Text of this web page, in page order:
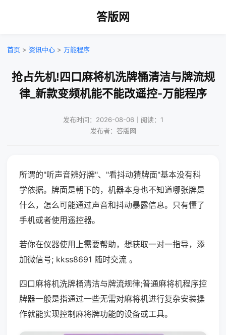
答版网
首页 > 资讯中心 > 万能程序
抢占先机!四口麻将机洗牌桶清洁与牌流规
律_新款变频机能不能改遥控-万能程序
发布时间：2026-08-06｜阅读：1
发布者：答版网
所谓的"听声音辨好牌"、"看抖动猜牌面"基本没有科
学依据。牌面是朝下的，机器本身也不知道哪张牌是
什么，怎么可能通过声音和抖动暴露信息。只有懂了
手机或者使用遥控器。
若你在仪器使用上需要帮助，想获取一对一指导，添
加微信号; kkss8691 随时交流 。
四口麻将机洗牌桶清洁与牌流规律;普通麻将机程序控
牌器一般是指通过一些无需对麻将机进行复杂安装操
作就能实现控制麻将牌功能的设备或工具。